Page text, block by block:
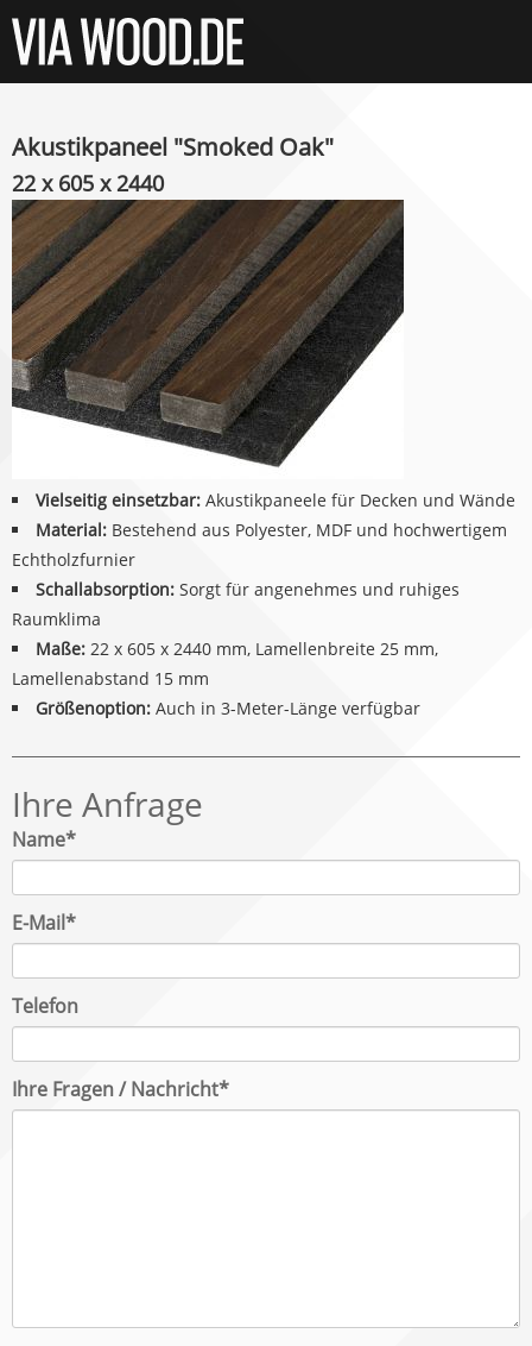
Akustikpaneel "Smoked Oak"
22 x 605 x 2440
Vielseitig einsetzbar: Akustikpaneele für Decken und Wände
Material: Bestehend aus Polyester, MDF und hochwertigem
Echtholzfurnier
Schallabsorption: Sorgt für angenehmes und ruhiges
Raumklima
Maße: 22 x 605 x 2440 mm, Lamellenbreite 25 mm,
Lamellenabstand 15 mm
Größenoption: Auch in 3-Meter-Länge verfügbar
Ihre Anfrage
Pflichtfeld
Name*
Pflichtfeld
E-Mail*
Telefon
Pflichtfeld
Ihre Fragen / Nachricht*